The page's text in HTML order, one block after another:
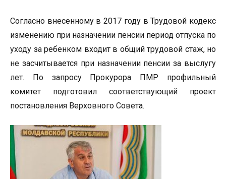
Согласно внесенному в 2017 году в Трудовой кодекс
изменению при назначении пенсии период отпуска по
уходу за ребенком входит в общий трудовой стаж, но
не засчитывается при назначении пенсии за выслугу
лет. По запросу Прокурора ПМР профильный
комитет подготовил соответствующий проект
постановления Верховного Совета.